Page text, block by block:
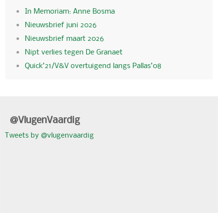
In Memoriam: Anne Bosma
Nieuwsbrief juni 2026
Nieuwsbrief maart 2026
Nipt verlies tegen De Granaet
Quick’21/V&V overtuigend langs Pallas’08
@VlugenVaardig
Tweets by @vlugenvaardig